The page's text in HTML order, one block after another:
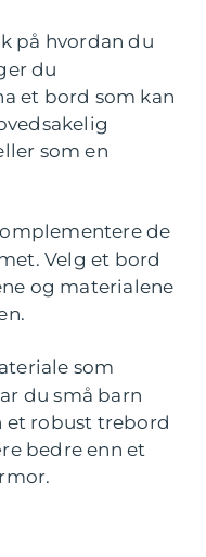
på hvordan du
du
et bord som kan
som en
de
Velg et bord
og materialene
som
du små barn
et robust trebord
bedre enn et